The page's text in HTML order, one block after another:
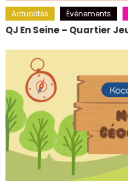
Actualités Événements
QJ En Seine – Quartier